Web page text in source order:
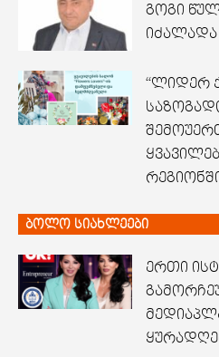
გოგი
იძალადა
“ლიდერ
ბოლო სიახლეები
ერთი